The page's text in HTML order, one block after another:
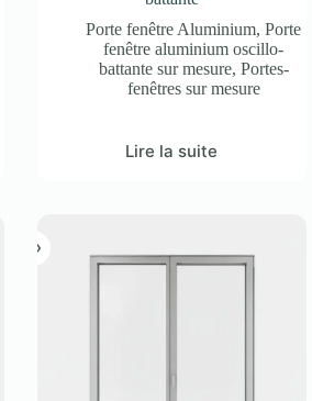
Porte fenêtre Aluminium,Porte
fenêtre aluminium oscillo-
battante sur mesure, Portes-
fenêtres sur mesure
Lire la suite